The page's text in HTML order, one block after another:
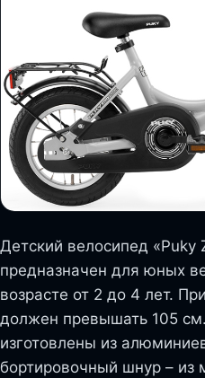
Детский велосипед «Puky
предназначен для юных
возрасте от 2 до 4 лет.
должен превышать 105
изготовлены из
бортировочный шнур – из